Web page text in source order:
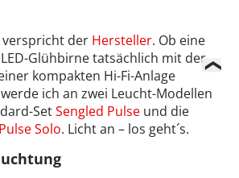
verspricht der Hersteller. Ob eine
Glühbirne tatsächlich mit der
kompakten Hi-Fi-Anlage
ich an zwei Leucht-Modellen
SetSengled Pulse und die
Pulse Solo. Licht an – los geht´s.